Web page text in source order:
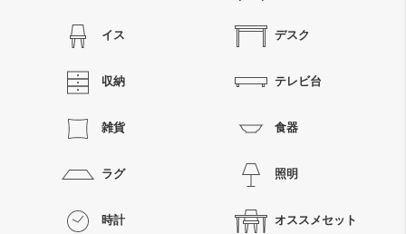
イス デスク
収納 テレビ台
雑貨 食器
ラグ 照明
時計 オススメセット